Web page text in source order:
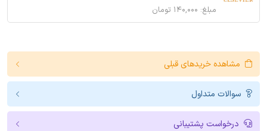
مبلغ: ۱۴۰,۰۰۰ تومان
مشاهده خریدهای قبلی
سوالات متداول
درخواست پشتیبانی